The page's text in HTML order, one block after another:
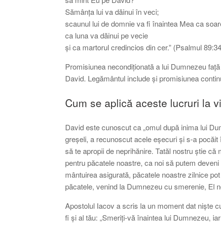
Sămânța lui va dăinui în veci;
scaunul lui de domnie va fi înaintea Mea ca
ca luna va dăinui pe vecie
și ca martorul credincios din cer.” (Psalmul
Promisiunea necondiționată a lui Dumnezeu
David. Legământul include și promisiunea
Cum se aplică aceste lucruri la
David este cunoscut ca „omul după inima lui
greșeli, a recunoscut acele eșecuri și s-a
să te apropii de neprihănire. Tatăl nostru știe
pentru păcatele noastre, ca noi să putem
mântuirea asigurată, păcatele noastre zilnice
păcatele, venind la Dumnezeu cu smerenie, El
Apostolul Iacov a scris la un moment dat niște
fi și al tău: „Smeriți-vă înaintea lui Dumnezeu,